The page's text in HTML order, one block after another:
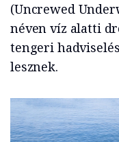
(Uncrewed
néven víz alatti
tengeri
lesznek.